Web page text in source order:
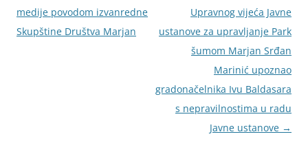
objava
medije povodom izvanredne
Skupštine Društva Marjan
Upravnog vijeća Javne
ustanove za upravljanje Park
šumom Marjan Srđan
Marinić upoznao
gradonačelnika Ivu Baldasara
s nepravilnostima u radu
Javne ustanove →